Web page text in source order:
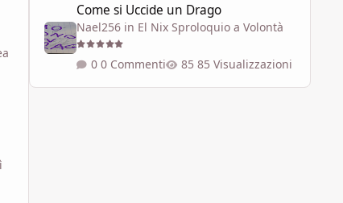
Come si Uccide un Drago
Nael256in El Nix Sproloquio a Volontà
0 Commenti 85 Visualizzazioni